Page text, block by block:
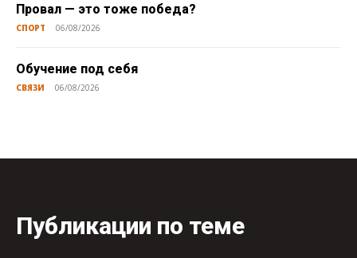
Провал — это тоже победа?
СПОРТ 06/08/2026
Обучение под себя
СВЯЗИ 06/08/2026
Публикации по теме